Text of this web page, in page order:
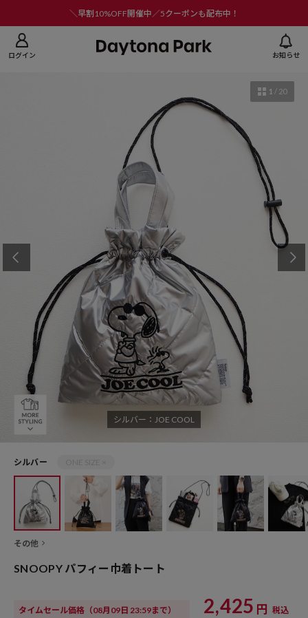
＼早割10%OFF開催中／5クーポンも配布中！
ログイン お知らせ
シルバー：JOE COOL
1 / 20
シルバー
その他
SNOOPY パフィー巾着トート
タイムセール価格 （08月09日 23:59まで） 2,425 円 税込